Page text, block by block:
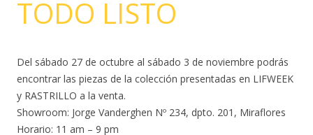
TODO LISTO
Del sábado 27 de octubre al sábado 3 de noviembre podrás
encontrar las piezas de la colección presentadas en LIFWEEK
y RASTRILLO a la venta.
Showroom: Jorge Vanderghen Nº 234, dpto. 201, Miraflores
Horario: 11 am – 9 pm